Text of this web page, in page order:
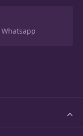
Whatsapp